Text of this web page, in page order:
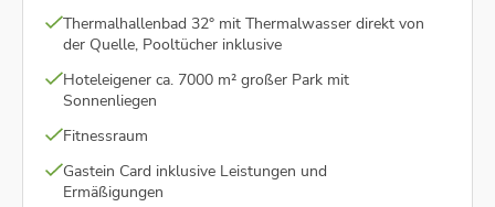
Thermalhallenbad 32° mit Thermalwasser direkt von
der Quelle, Pooltücher inklusive
Hoteleigener ca. 7000 m² großer Park mit
Sonnenliegen
Fitnessraum
Gastein Card inklusive Leistungen und
Ermäßigungen